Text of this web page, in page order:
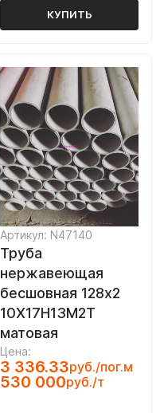
КУПИТЬ
Артикул: N47140
Труба
нержавеющая
бесшовная 128х2
10Х17Н13М2Т
матовая
Цена:
3 336.33руб./пог.м
530 000руб./т